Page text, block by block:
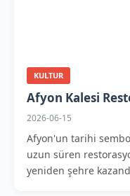
KULTUR
Afyon Kalesi
2026-06-15
Afyon'un tarihi
uzun süren
yeniden şehre